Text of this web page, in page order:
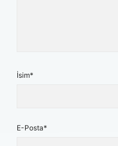
İsim*
E-Posta*